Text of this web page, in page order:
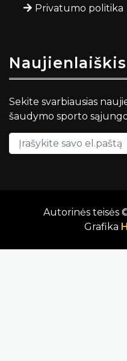
Privatumo politika
Naujienlaiškis
Sekite svarbiausias
šaudymo sporto
Autorinės teisės
Grafika